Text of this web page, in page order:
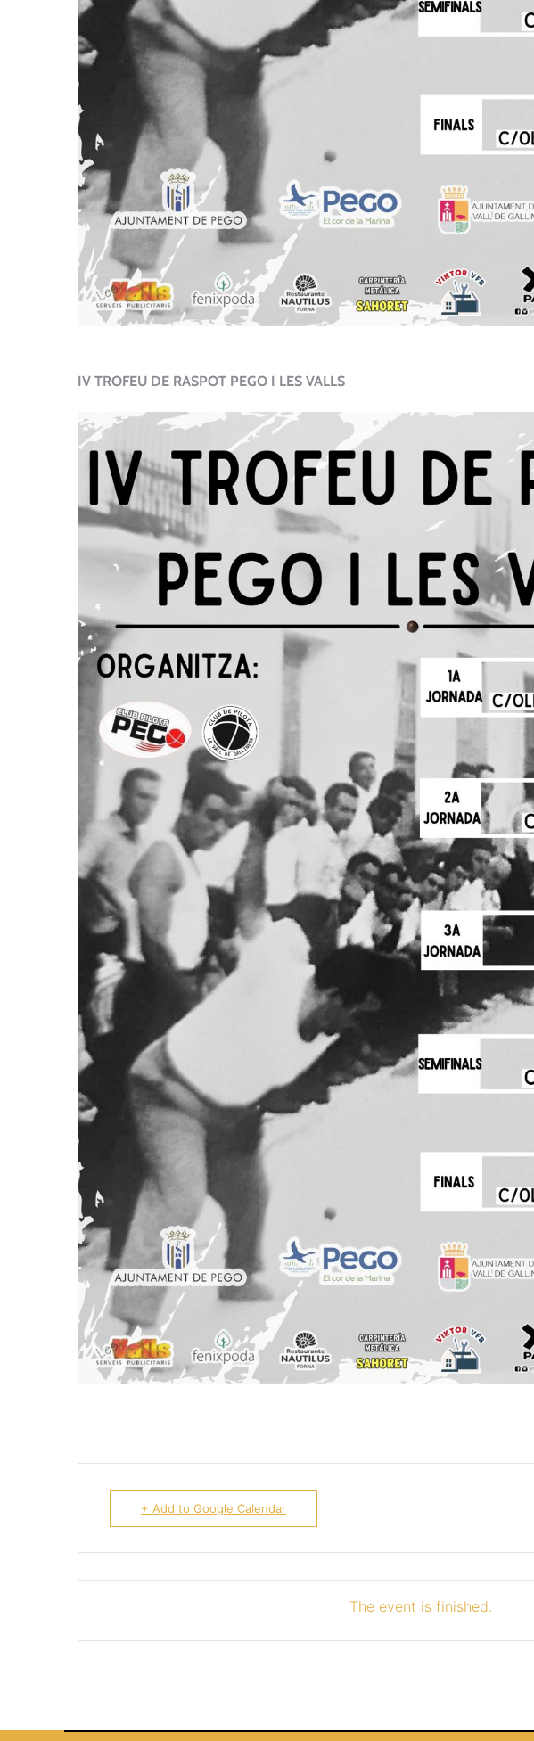
IV TROFEU DE RASPOT PEGO I LES VALLS
+ Add to Google Calendar
The event is finished.